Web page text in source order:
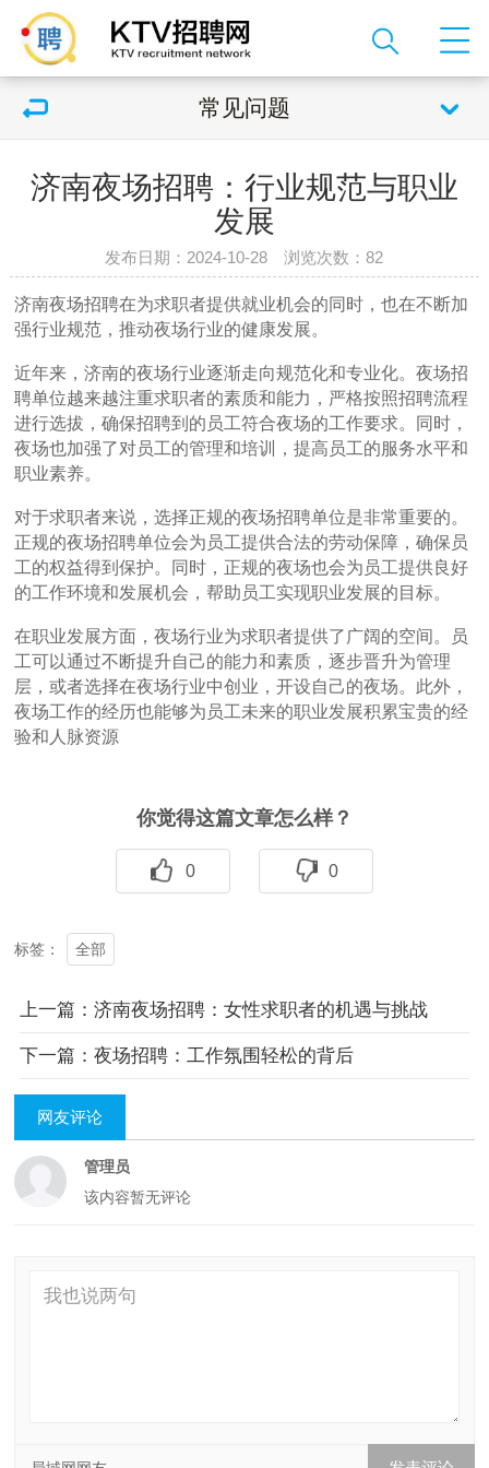
常见问题
济南夜场招聘：行业规范与职业
发展
发布日期：2024-10-28 浏览次数：82
济南夜场招聘在为求职者提供就业机会的同时，也在不断加
强行业规范，推动夜场行业的健康发展。
近年来，济南的夜场行业逐渐走向规范化和专业化。夜场招
聘单位越来越注重求职者的素质和能力，严格按照招聘流程
进行选拔，确保招聘到的员工符合夜场的工作要求。同时，
夜场也加强了对员工的管理和培训，提高员工的服务水平和
职业素养。
对于求职者来说，选择正规的夜场招聘单位是非常重要的。
正规的夜场招聘单位会为员工提供合法的劳动保障，确保员
工的权益得到保护。同时，正规的夜场也会为员工提供良好
的工作环境和发展机会，帮助员工实现职业发展的目标。
在职业发展方面，夜场行业为求职者提供了广阔的空间。员
工可以通过不断提升自己的能力和素质，逐步晋升为管理
层，或者选择在夜场行业中创业，开设自己的夜场。此外，
夜场工作的经历也能够为员工未来的职业发展积累宝贵的经
验和人脉资源
你觉得这篇文章怎么样？
0 0
标签： 全部
上一篇：济南夜场招聘：女性求职者的机遇与挑战
下一篇：夜场招聘：工作氛围轻松的背后
网友评论
管理员
该内容暂无评论